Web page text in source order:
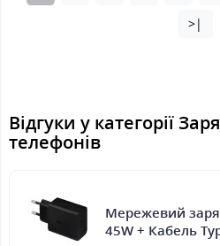
>|
Відгуки у категорії
телефонів
Мережевий
45W + Кабель